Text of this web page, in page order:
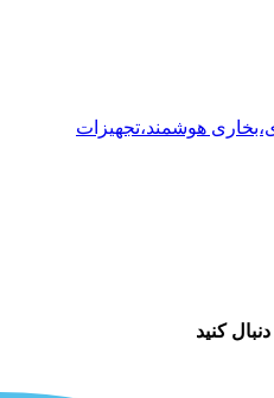
هوشمند،تجهیزات
کنید